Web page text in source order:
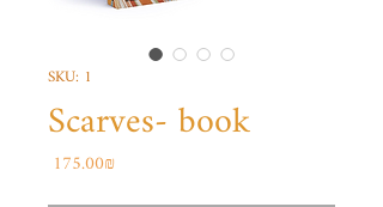
SKU: 1
Scarves- book
‏175.00 ‏₪Price